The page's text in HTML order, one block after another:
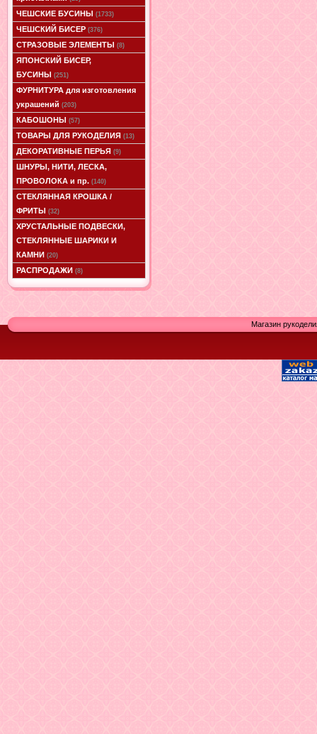
ЧЕШСКИЕ БУСИНЫ (1733)
ЧЕШСКИЙ БИСЕР (376)
СТРАЗОВЫЕ ЭЛЕМЕНТЫ (8)
ЯПОНСКИЙ БИСЕР,
БУСИНЫ (251)
ФУРНИТУРА для изготовления
украшений (203)
КАБОШОНЫ (57)
ТОВАРЫ ДЛЯ РУКОДЕЛИЯ (13)
ДЕКОРАТИВНЫЕ ПЕРЬЯ (9)
ШНУРЫ, НИТИ, ЛЕСКА,
ПРОВОЛОКА и пр. (140)
СТЕКЛЯННАЯ КРОШКА /
ФРИТЫ (32)
ХРУСТАЛЬНЫЕ ПОДВЕСКИ,
СТЕКЛЯННЫЕ ШАРИКИ И
КАМНИ (20)
РАСПРОДАЖИ (8)
Магазин